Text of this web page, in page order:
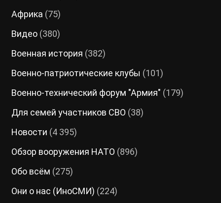
Африка (75)
Видео(380)
Военная история (382)
Военно-патриотические клубы (101)
Военно-технический форум "Армия" (179)
Для семей участников СВО (38)
Новости (4 395)
Обзор вооружения НАТО (896)
Обо всём (275)
Они о нас (ИноСМИ) (224)